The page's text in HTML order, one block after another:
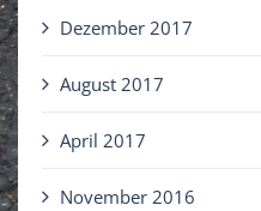
Dezember 2017
August 2017
April 2017
November 2016